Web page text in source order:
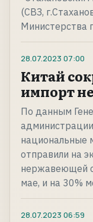
(СВЗ,
Министерства
28.07.2023 07:00
Китай
импорт
По данным
национальные
отправили на
нержавеющей
мае, и на 30%
28.07.2023 06:59